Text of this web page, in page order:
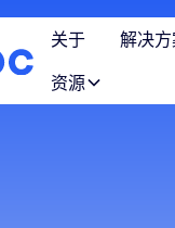
关于 解决
资源